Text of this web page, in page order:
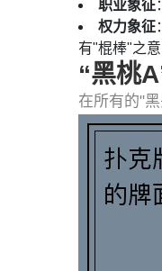
职业象征
权力象征
有"棍棒"之
“黑桃
在所有的"黑